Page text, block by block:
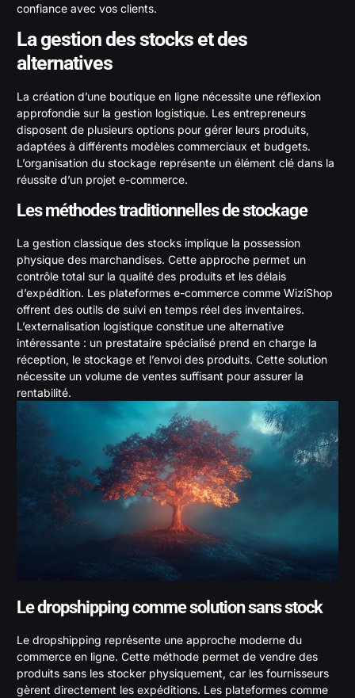
confiance avec vos clients.
La gestion des stocks et des
alternatives
La création d’une boutique en ligne nécessite une réflexion
approfondie sur la gestion logistique. Les entrepreneurs
disposent de plusieurs options pour gérer leurs produits,
adaptées à différents modèles commerciaux et budgets.
L’organisation du stockage représente un élément clé dans la
réussite d’un projet e-commerce.
Les méthodes traditionnelles de stockage
La gestion classique des stocks implique la possession
physique des marchandises. Cette approche permet un
contrôle total sur la qualité des produits et les délais
d’expédition. Les plateformes e-commerce comme WiziShop
offrent des outils de suivi en temps réel des inventaires.
L’externalisation logistique constitue une alternative
intéressante : un prestataire spécialisé prend en charge la
réception, le stockage et l’envoi des produits. Cette solution
nécessite un volume de ventes suffisant pour assurer la
rentabilité.
Le dropshipping comme solution sans stock
Le dropshipping représente une approche moderne du
commerce en ligne. Cette méthode permet de vendre des
produits sans les stocker physiquement, car les fournisseurs
gèrent directement les expéditions. Les plateformes comme